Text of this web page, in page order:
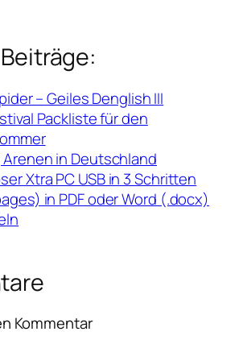
– Geiles Denglish III
Packliste für den
in Deutschland
Xtra PC USB in 3 Schritten
in PDF oder Word (.docx)
Kommentar